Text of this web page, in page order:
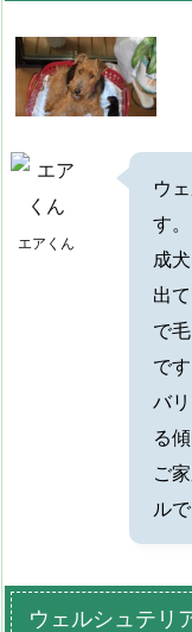
エアくん
ウ
す。
成
出
で
です
バ
る
ご
ル
ウェルシュテリ